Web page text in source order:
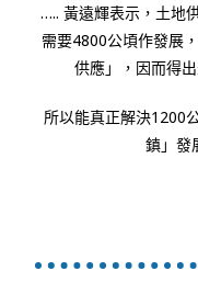
….. 黃遠輝表示，土地
需要4800公頃作發展
供應」，因而得
所以能真正解決1200
鎮」發